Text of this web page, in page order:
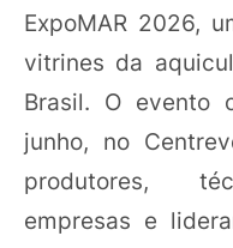
ExpoMAR 2026,
vitrines da
Brasil. O evento
junho, no
produtores,
empresas e